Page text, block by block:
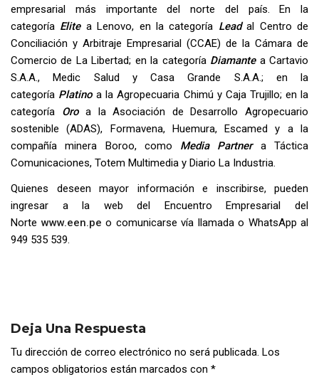
empresarial más importante del norte del país. En la
categoría Elitea Lenovo, en la categoría Lead al Centro de
Conciliación y Arbitraje Empresarial (CCAE) de la Cámara de
Comercio de La Libertad; en la categoría Diamantea Cartavio
S.A.A., Medic Salud y Casa Grande S.A.A.; en la
categoría Platino a la Agropecuaria Chimú y Caja Trujillo; en la
categoría Oroa la Asociación de Desarrollo Agropecuario
sostenible (ADAS), Formavena, Huemura, Escamed y a la
compañía minera Boroo, como Media Partnera Táctica
Comunicaciones, Totem Multimedia y Diario La Industria.
Quienes deseen mayor información e inscribirse, pueden
ingresar a la web del Encuentro Empresarial del
Norte www.een.pe o comunicarse vía llamada o WhatsApp al
949 535 539.
Deja Una Respuesta
Tu dirección de correo electrónico no será publicada. Los
campos obligatorios están marcados con *